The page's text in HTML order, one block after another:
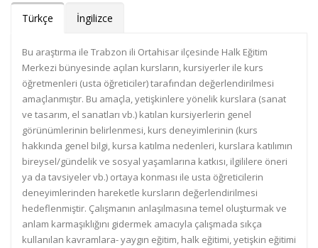
Türkçe İngilizce
Bu araştırma ile Trabzon ili Ortahisar ilçesinde Halk Eğitim
Merkezi bünyesinde açılan kursların, kursiyerler ile kurs
öğretmenleri (usta öğreticiler) tarafından değerlendirilmesi
amaçlanmıştır. Bu amaçla, yetişkinlere yönelik kurslara (sanat
ve tasarım, el sanatları vb.) katılan kursiyerlerin genel
görünümlerinin belirlenmesi, kurs deneyimlerinin (kurs
hakkında genel bilgi, kursa katılma nedenleri, kurslara katılımın
bireysel/gündelik ve sosyal yaşamlarına katkısı, ilgililere öneri
ya da tavsiyeler vb.) ortaya konması ile usta öğreticilerin
deneyimlerinden hareketle kursların değerlendirilmesi
hedeflenmiştir. Çalışmanın anlaşılmasına temel oluşturmak ve
anlam karmaşıklığını gidermek amacıyla çalışmada sıkça
kullanılan kavramlara- yaygın eğitim, halk eğitimi, yetişkin eğitimi